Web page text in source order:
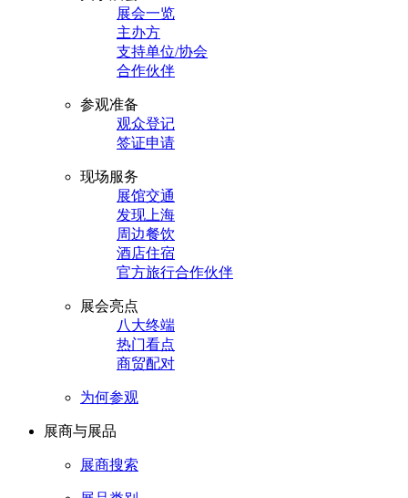
展会一览
主办方
支持单位/协会
合作伙伴
参观准备
观众登记
签证申请
现场服务
展馆交通
发现上海
周边餐饮
酒店住宿
官方旅行合作伙伴
展会亮点
八大终端
热门看点
商贸配对
为何参观
展商与展品
展商搜索